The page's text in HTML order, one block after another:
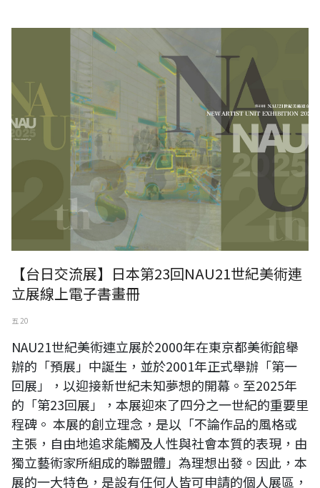
日本23回NAU21世紀美術連立展線上電子書畫冊
【台日交流展】日本第23回NAU21世紀美術連
立展線上電子書畫冊
五 20
NAU21世紀美術連立展於2000年在東京都美術館舉
辦的「預展」中誕生，並於2001年正式舉辦「第一
回展」，以迎接新世紀未知夢想的開幕。至2025年
的「第23回展」，本展迎來了四分之一世紀的重要里
程碑。 本展的創立理念，是以「不論作品的風格或
主張，自由地追求能觸及人性與社會本質的表現，由
獨立藝術家所組成的聯盟體」為理想出發。因此，本
展的一大特色，是設有任何人皆可申請的個人展區，